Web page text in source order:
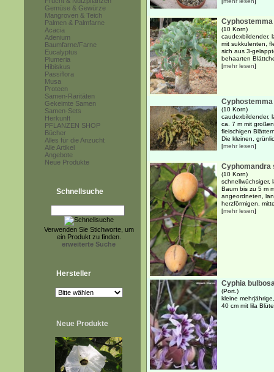
Gemüse & Gewürze
Mangroven & Teich
Palmen & Palmfarne
Acacia
Adenium
Baumfarne/Farne
Eucalyptus
Plumeria
Hibiskus
Passiflora
Musa
Proteen
Samen-Raritäten
Gekeimte Samen
Samen-Sets
Herkunft
PFLANZEN SHOP
Bücher
Alles für die Anzucht
Alle Artikel
Angebote
Neue Produkte
Schnellsuche
Verwenden Sie Stichworte, um
ein Produkt zu finden.
erweiterte Suche
Hersteller
Neue Produkte
(10 Korn)
caudexbildender,
mit sukkulenten,
sich aus 3-
behaarten
[mehr lesen]
(10 Korn)
caudexbildender,
ca. 7 m mit
fleischigen
Die kleinen,
[mehr lesen]
Cyphomandra
(10 Korn)
schnellwüchsiger,
Baum bis zu 5 m
angeordneten,
herzförmigen,
[mehr lesen]
Cyphia
(Port.)
kleine
40 cm mit lila